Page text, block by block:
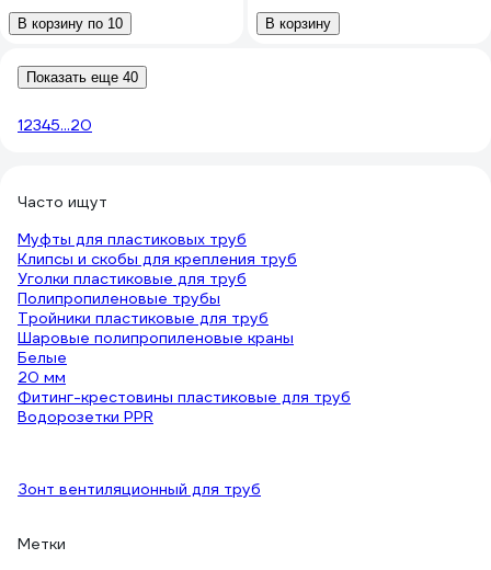
В корзину по 10 В корзину
Показать еще 40
12345...20
Часто ищут
Муфты для пластиковых труб
Клипсы и скобы для крепления труб
Уголки пластиковые для труб
Полипропиленовые трубы
Тройники пластиковые для труб
Шаровые полипропиленовые краны
Белые
20 мм
Фитинг-крестовины пластиковые для труб
Водорозетки PPR
Зонт вентиляционный для труб
Метки